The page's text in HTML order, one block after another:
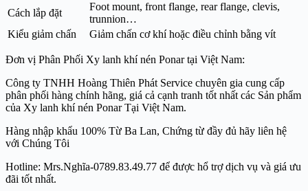
Cách lắp đặt
Foot mount, front flange, rear flange, clevis,
trunnion…
Kiểu giảm chấn
Giảm chấn cơ khí hoặc điều chỉnh bằng vít
Đơn vị Phân Phối Xy lanh khí nén Ponar tại Việt Nam:
Công ty TNHH Hoàng Thiên Phát Service chuyên gia cung cấp
phân phối hàng chính hãng, giá cả cạnh tranh tốt nhất các Sản phẩm
của Xy lanh khí nén Ponar Tại Việt Nam.
Hàng nhập khẩu 100% Từ Ba Lan, Chứng từ đầy đủ hãy liên hệ
với Chúng Tôi
Hotline: Mrs.Nghĩa-0789.83.49.77 để được hổ trợ dịch vụ và giá ưu
đãi tốt nhất.